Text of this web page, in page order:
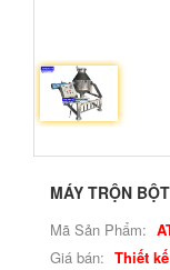
MÁY TRỘN
Mã Sản Phẩm:
Giá bán: Thiết